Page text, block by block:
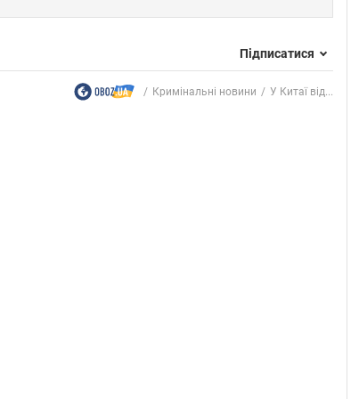
Підписатися
Кримінальні новини У Китаї від...